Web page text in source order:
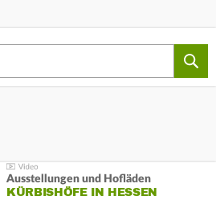
Ausstellungen und Hofläden
KÜRBISHÖFE IN HESSEN